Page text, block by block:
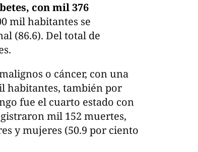
con mil 376
mil habitantes se
(86.6). Del total de
o cáncer, con una
habitantes, también por
fue el cuarto estado con
mil 152 muertes,
y mujeres (50.9 por ciento